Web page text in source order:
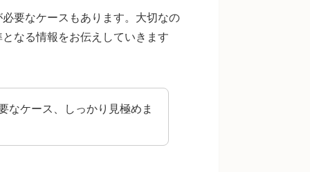
要なケースもあります。大切なの
なる情報をお伝えしていきます
なケース、しっかり見極めま